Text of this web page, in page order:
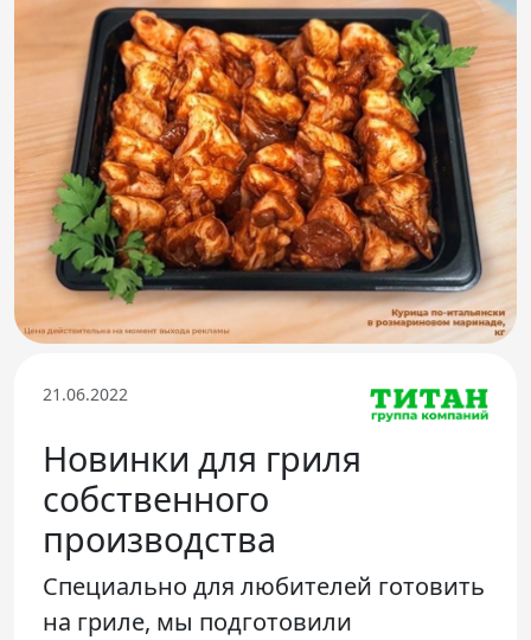
Контакты
Версия для слабовидящих
8 (3012) 411-099
Телефон доверия
21.06.2022
Новинки для гриля
собственного
производства
Специально для любителей готовить
на гриле, мы подготовили